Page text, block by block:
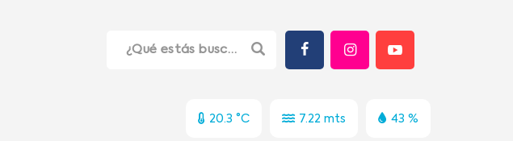
20.3 °C 7.22 mts 43 %